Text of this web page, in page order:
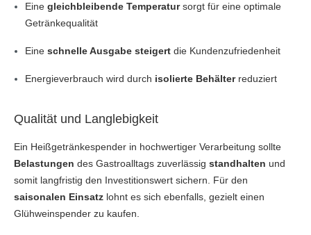
Eine gleichbleibende Temperatursorgt für eine optimale
Getränkequalität
Eine schnelle Ausgabe steigert die Kundenzufriedenheit
Energieverbrauch wird durch isolierte Behälterreduziert
Qualität und Langlebigkeit
Ein Heißgetränkespender in hochwertiger Verarbeitung sollte
Belastungen des Gastroalltags zuverlässig standhalten und
somit langfristig den Investitionswert sichern. Für den
saisonalen Einsatz lohnt es sich ebenfalls, gezielt einen
Glühweinspender zu kaufen.